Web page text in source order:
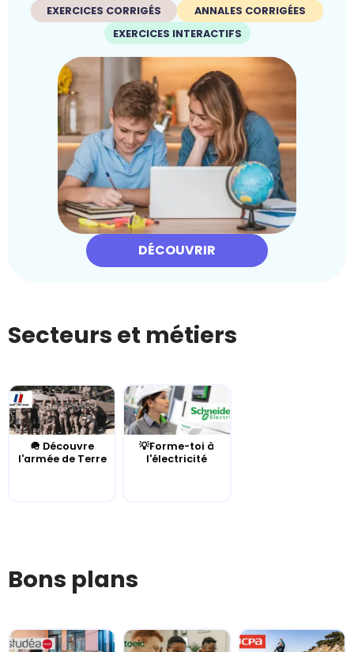
EXERCICES CORRIGÉS
ANNALES CORRIGÉES
EXERCICES INTERACTIFS
DÉCOUVRIR
Secteurs et métiers
🪖 Découvre
l'armée de Terre
💡Forme-toi à
l'électricité
Bons plans